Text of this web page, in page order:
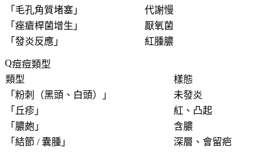
「 毛孔角質堵塞 」
代謝慢
「 痤瘡桿菌增生 」
厭氧菌
「 發炎反應 」 紅腫膿
痘痘類型
類型
樣態
「 粉刺（黑頭、白頭） 」
未發炎
「 丘疹 」
紅、凸起
「 膿皰 」
含膿
「 結節 / 囊腫 」 深層、會留疤